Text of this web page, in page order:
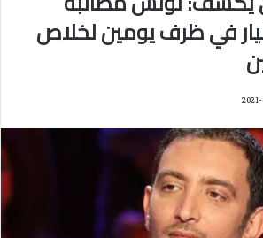
700 مليار في ظرف يومين لخلاص